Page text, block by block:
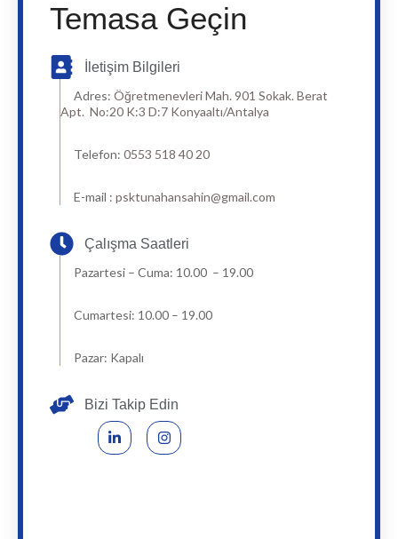
Temasa Geçin
İletişim Bilgileri
Adres: Öğretmenevleri Mah. 901 Sokak. Berat
Apt. No:20 K:3 D:7 Konyaaltı/Antalya
Telefon: 0553 518 40 20
E-mail : psktunahansahin@gmail.com
Çalışma Saatleri
Pazartesi – Cuma: 10.00 – 19.00
Cumartesi: 10.00 – 19.00
Pazar: Kapalı
Bizi Takip Edin